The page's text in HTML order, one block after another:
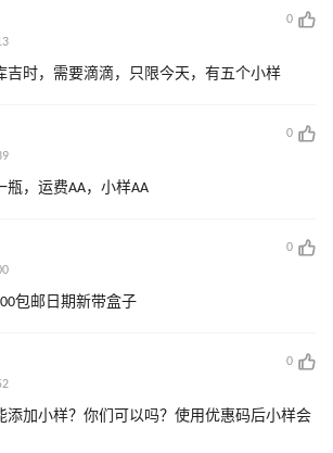
0
吉时，需要滴滴，只限今天，有五个小样
0
瓶，运费AA，小样AA
0
包邮日期新带盒子
0
添加小样？你们可以吗？使用优惠码后小样会